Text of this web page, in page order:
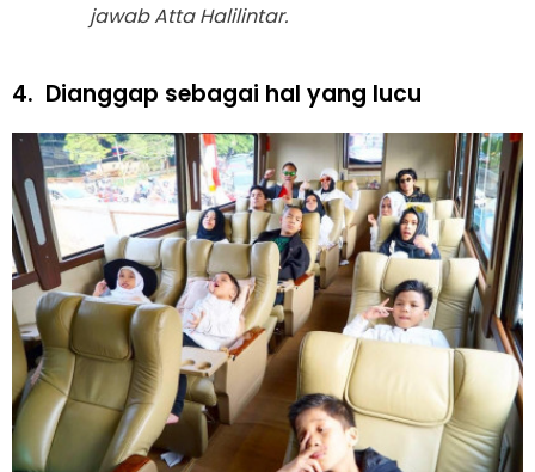
jawab Atta Halilintar.
4. Dianggap sebagai hal yang lucu